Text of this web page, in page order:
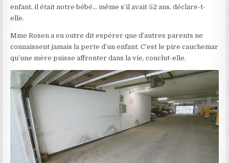
enfant, il était notre bébé… même s’il avait 52 ans, déclare-t-
elle.
Mme Rosen a en outre dit espérer que d’autres parents ne
connaissent jamais la perte d’un enfant.C’est le pire cauchemar
qu’une mère puisse affronter dans la vie, conclut-elle.